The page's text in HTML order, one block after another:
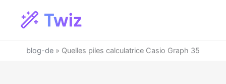
springen
blog-de » Quelles piles calculatrice Casio Graph 35